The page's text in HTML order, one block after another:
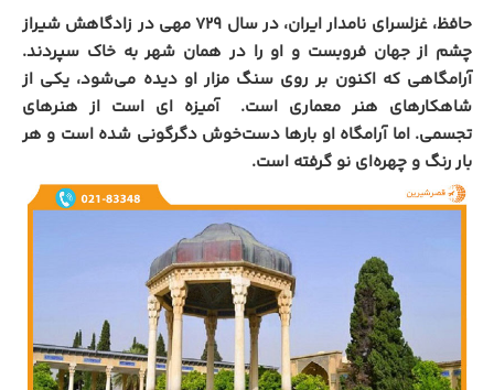
حافظ، غزلسرای نامدار ایران، در سال ۷۲۹ مهی در زادگاهش شیراز
چشم از جهان فروبست و او را در همان شهر به خاک سپردند.
آرامگاهی که اکنون بر روی سنگ مزار او دیده می‌شود، یکی از
شاهکارهای هنر معماری است. آمیزه ای است از هنرهای
تجسمی. اما آرامگاه او بارها دست‌خوش دگرگونی شده است و هر
بار رنگ و چهره‌ای نو گرفته است.